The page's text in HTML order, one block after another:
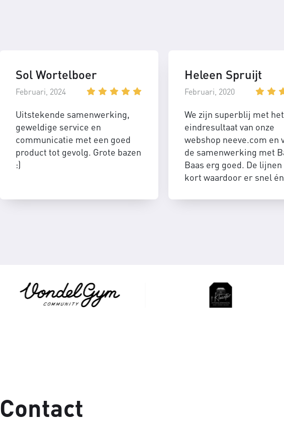
Sol Wortelboer
Februari, 2024
Uitstekende samenwerking,
geweldige service en
communicatie met een goed
product tot gevolg. Grote bazen
:)
Heleen Spruijt
Februari, 2020
We zijn superblij met het
eindresultaat van onze
webshop neeve.com en
de samenwerking met
Baas erg goed. De
kort waardoor er snel én
worden.
Contact